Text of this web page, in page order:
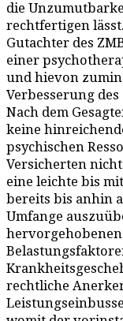
die
rechtfertigen
Gutachter des
einer
und hievon
Verbesserung
Nach dem
keine
psychischen
Versicherten
eine leichte bis
bereits bis anhin
Umfange
rechtliche